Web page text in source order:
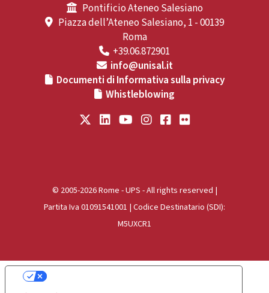
Pontificio Ateneo Salesiano
Piazza dell’Ateneo Salesiano, 1 - 00139
Roma
+39.06.872901
info@unisal.it
Documenti di Informativa sulla privacy
Whistleblowing
© 2005-2026 Rome - UPS - All rights reserved |
Partita Iva 01091541001 | Codice Destinatario (SDI):
M5UXCR1
Le tue preferenze relative alla privacy